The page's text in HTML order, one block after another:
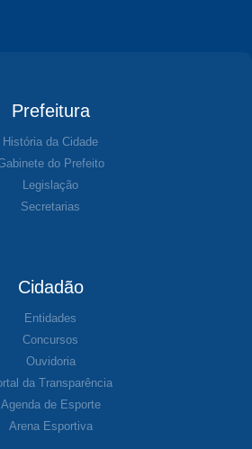
Prefeitura
História da Cidade
do Prefeito
Legislação
Secretarias
Cidadão
Entidades
Concursos
Ouvidoria
da Transparência
Agenda de Esporte
Arena Esportiva